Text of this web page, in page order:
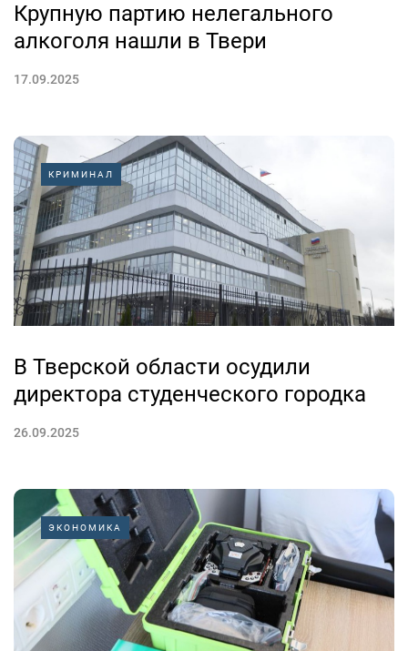
Крупную партию нелегального
алкоголя нашли в Твери
17.09.2025
КРИМИНАЛ
В Тверской области осудили
директора студенческого городка
26.09.2025
ЭКОНОМИКА